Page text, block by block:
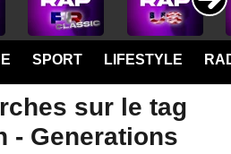
SPORT LIFESTYLE
sur le tag
- Generations